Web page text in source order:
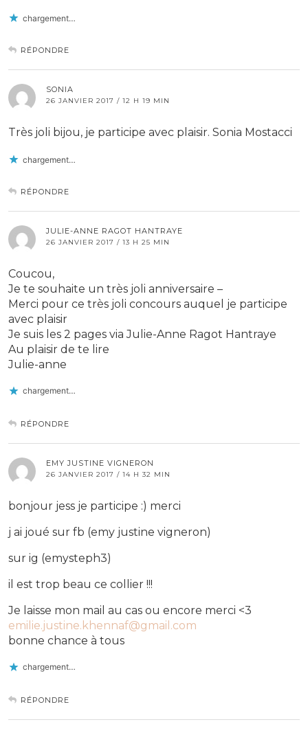
chargement…
RÉPONDRE
SONIA
26 JANVIER 2017 / 12 H 19 MIN
Très joli bijou, je participe avec plaisir. Sonia Mostacci
chargement…
RÉPONDRE
JULIE-ANNE RAGOT HANTRAYE
26 JANVIER 2017 / 13 H 25 MIN
Coucou,
Je te souhaite un très joli anniversaire –
Merci pour ce très joli concours auquel je participe
avec plaisir
Je suis les 2 pages via Julie-Anne Ragot Hantraye
Au plaisir de te lire
Julie-anne
chargement…
RÉPONDRE
EMY JUSTINE VIGNERON
26 JANVIER 2017 / 14 H 32 MIN
bonjour jess je participe :) merci
j ai joué sur fb (emy justine vigneron)
sur ig (emysteph3)
il est trop beau ce collier !!!
Je laisse mon mail au cas ou encore merci <3
emilie.justine.khennaf@gmail.com
bonne chance à tous
chargement…
RÉPONDRE